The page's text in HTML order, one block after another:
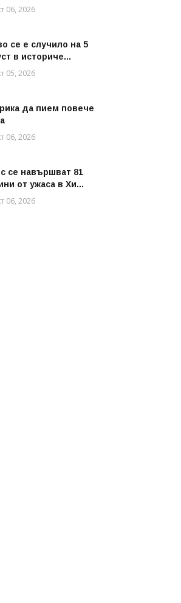
06, 2026
се е случило на 5
в историче...
05, 2026
да пием повече
06, 2026
се навършват 81
от ужаса в Хи...
06, 2026